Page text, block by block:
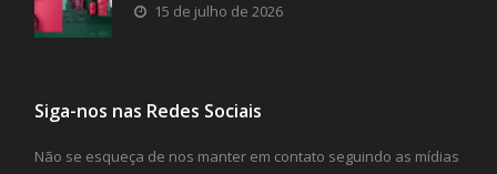
15 de julho de 2026
Siga-nos nas Redes Sociais
Não se esqueça de nos manter em contato seguindo as mídias